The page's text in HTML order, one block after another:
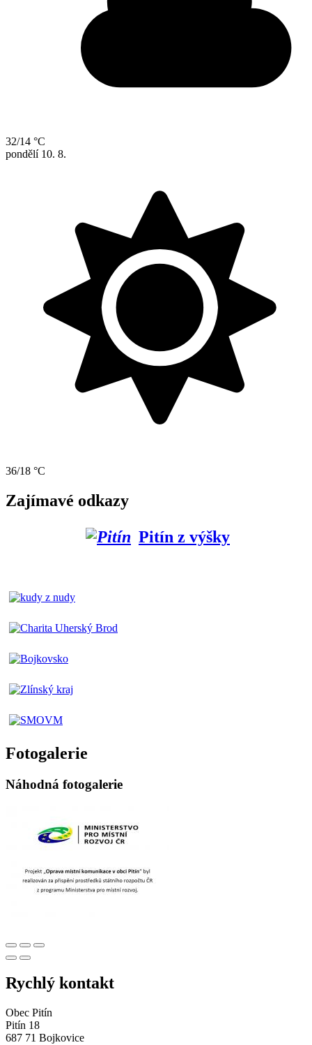
32/14 °C
pondělí 10. 8.
36/18 °C
Zajímavé odkazy
Pitín z výšky
Fotogalerie
Náhodná fotogalerie
Rychlý kontakt
Obec Pitín
Pitín 18
687 71 Bojkovice